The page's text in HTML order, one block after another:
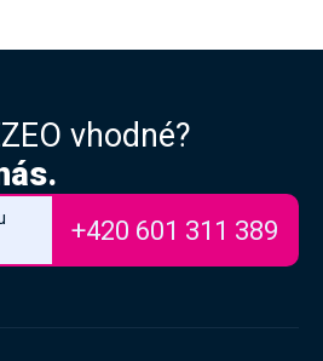
vhodné?
+420 601 311 389